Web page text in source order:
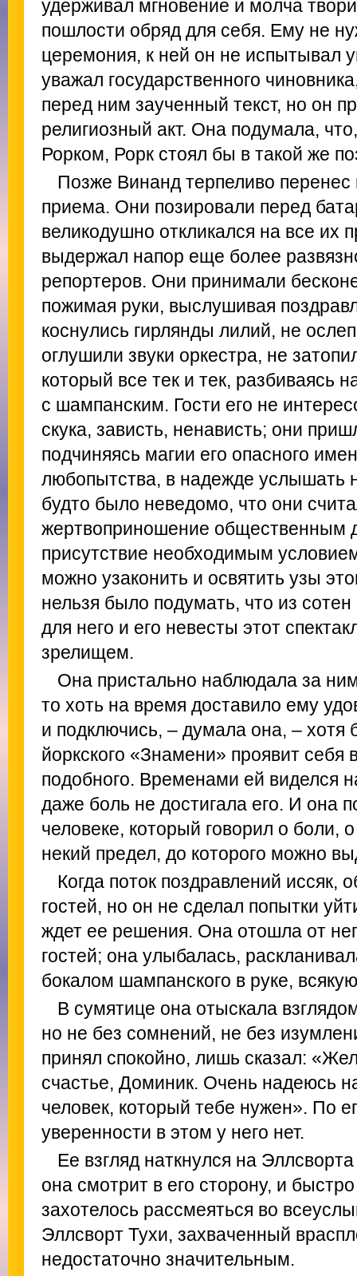
удерживал мгновение и молча
пошлости обряд для себя. Ему не
церемония, к ней он не испытывал
уважал государственного
перед ним заученный текст, но он
религиозный акт. Она подумала,
Рорком, Рорк стоял бы в такой же
Позже Винанд терпеливо перенес
приема. Они позировали перед
великодушно откликался на все их
выдержал напор еще более
репортеров. Они принимали
пожимая руки, выслушивая
коснулись гирлянды лилий, не
оглушили звуки оркестра, не
который все тек и тек, разбиваясь
с шампанским. Гости его не
скука, зависть, ненависть; они
подчиняясь магии его опасного
любопытства, в надежде услышать
будто было неведомо, что они
жертвоприношение общественным
присутствие необходимым
можно узаконить и освятить узы
нельзя было подумать, что из
для него и его невесты этот
зрелищем.
Она пристально наблюдала за
то хоть на время доставило ему
и подключись, – думала она, – хотя
йоркского «Знамени» проявит себя
подобного. Временами ей виделся
даже боль не достигала его. И она
человеке, который говорил о боли,
некий предел, до которого можно
Когда поток поздравлений иссяк,
гостей, но он не сделал попытки
ждет ее решения. Она отошла от
гостей; она улыбалась,
бокалом шампанского в руке,
В сумятице она отыскала
но не без сомнений, не без
принял спокойно, лишь сказал:
счастье, Доминик. Очень надеюсь
человек, который тебе нужен». По
уверенности в этом у него нет.
Ее взгляд наткнулся на
она смотрит в его сторону, и
захотелось рассмеяться во
Эллсворт Тухи, захваченный
недостаточно значительным.